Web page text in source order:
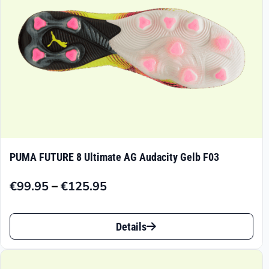
Produktseite
gewählt
werden
PUMA FUTURE 8 Ultimate AG Audacity Gelb F03
€99.95–€125.95
Preisspanne:
€99.95
€125.95
Dieses
Produkt
Details